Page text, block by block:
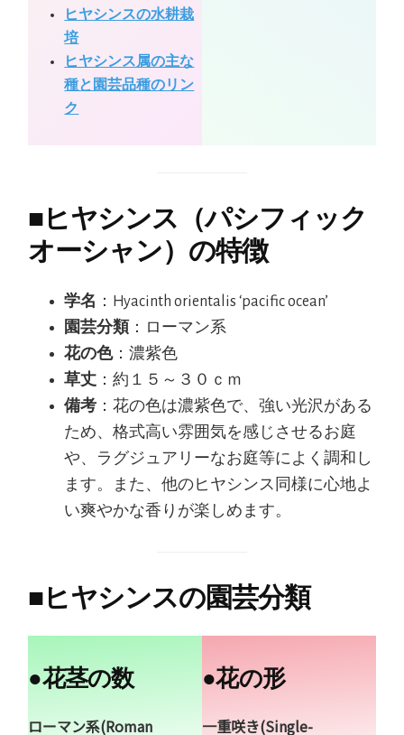
ヒヤシンスの水耕栽
培
ヒヤシンス属の主な
種と園芸品種のリン
ク
■ヒヤシンス（パシフィック
オーシャン）の特徴
学名 ：Hyacinth orientalis ‘pacific ocean’
園芸分類 ：ローマン系
花の色：濃紫色
草丈 ：約１５～３０ｃｍ
備考 ：花の色は濃紫色で、強い光沢がある
ため、格式高い雰囲気を感じさせるお庭
や、ラグジュアリーなお庭等によく調和し
ます。また、他のヒヤシンス同様に心地よ
い爽やかな香りが楽しめます。
■ヒヤシンスの園芸分類
●花茎の数
ローマン系(Roman
●花の形
一重咲き(Single-